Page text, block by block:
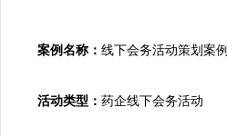
案例名称： 线下会务活动策划案例
活动类型： 药企线下会务活动